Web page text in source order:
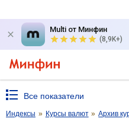
Multi от Минфин
(8,9K+)
Все показатели
Индексы » Курсы валют » Архив